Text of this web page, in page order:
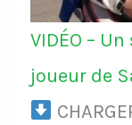
VIDÉO –
joueur de